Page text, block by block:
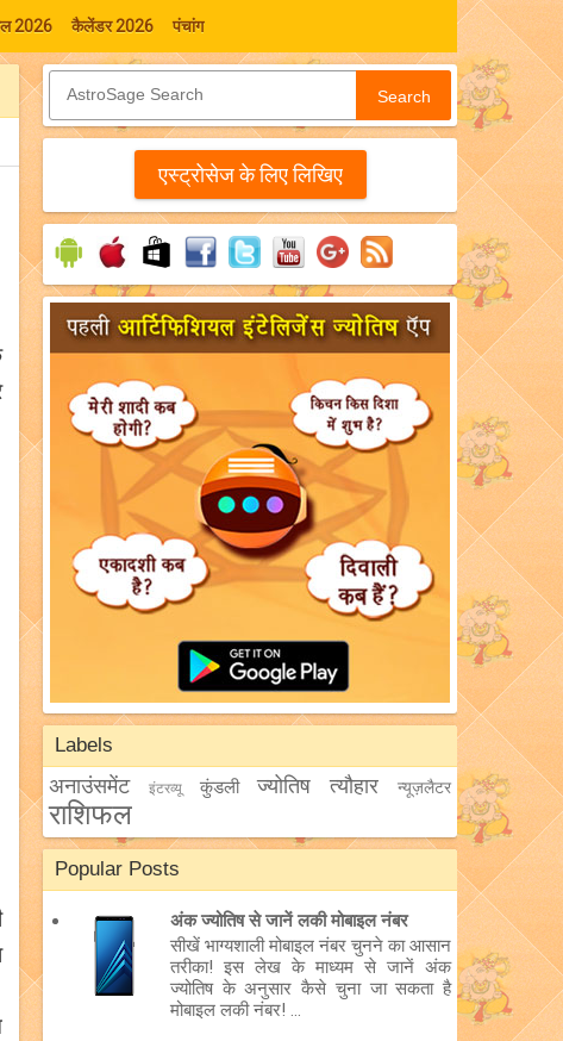
2026 कैलेंडर 2026 पंचांग
Search
एस्‍ट्रोसेज के लिए लिखिए
Labels
अनाउंसमेंट इंटरव्यू कुंडली ज्योतिष त्यौहार न्यूज़लैटर
राशिफल
Popular Posts
अंक ज्योतिष से जानें लकी मोबाइल नंबर
सीखें भाग्यशाली मोबाइल नंबर चुनने का आसान
तरीका! इस लेख के माध्यम से जानें अंक
ज्योतिष के अनुसार कैसे चुना जा सकता है
मोबाइल लकी नंबर! ...